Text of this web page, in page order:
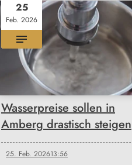
25
Feb. 2026
Wasserpreise sollen in
Amberg drastisch steigen
25. Feb. 202613:56